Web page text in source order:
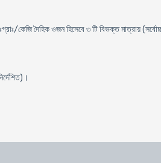
কেজি দৈহিক ওজন হিসেবে ৩ টি বিভক্ত মাত্রায়